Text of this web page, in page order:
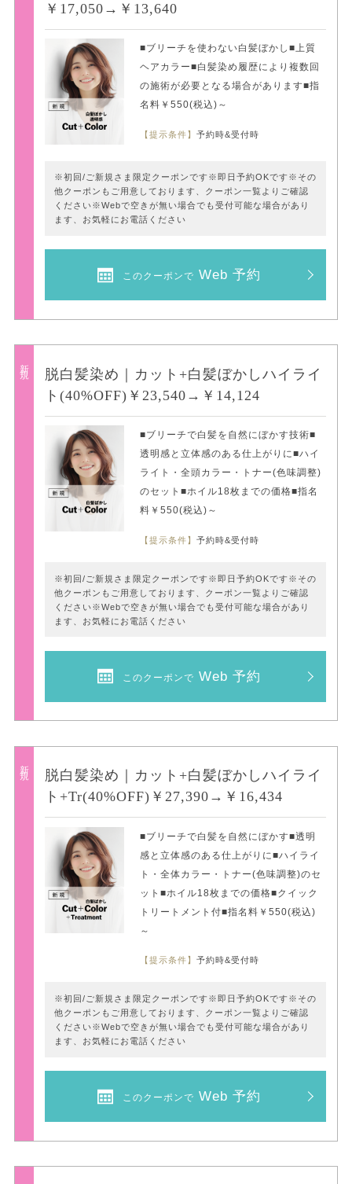
￥17,050→￥13,640
■ブリーチを使わない白髪ぼかし■上質
ヘアカラー■白髪染め履歴により複数回
の施術が必要となる場合があります■指
名料￥550(税込)～
【提示条件】予約時&受付時
※初回/ご新規さま限定クーポンです※即日予約OKです※その
他クーポンもご用意しております、クーポン一覧よりご確認
ください※Webで空きが無い場合でも受付可能な場合があり
ます、お気軽にお電話ください
このクーポンで Web 予約
新規
脱白髪染め｜カット+白髪ぼかしハイライ
ト(40%OFF)￥23,540→￥14,124
■ブリーチで白髪を自然にぼかす技術■
透明感と立体感のある仕上がりに■ハイ
ライト・全頭カラー・トナー(色味調整)
のセット■ホイル18枚までの価格■指名
料￥550(税込)～
【提示条件】予約時&受付時
※初回/ご新規さま限定クーポンです※即日予約OKです※その
他クーポンもご用意しております、クーポン一覧よりご確認
ください※Webで空きが無い場合でも受付可能な場合があり
ます、お気軽にお電話ください
このクーポンで Web 予約
新規
脱白髪染め｜カット+白髪ぼかしハイライ
ト+Tr(40%OFF)￥27,390→￥16,434
■ブリーチで白髪を自然にぼかす■透明
感と立体感のある仕上がりに■ハイライ
ト・全体カラー・トナー(色味調整)のセ
ット■ホイル18枚までの価格■クイック
トリートメント付■指名料￥550(税込)
～
【提示条件】予約時&受付時
※初回/ご新規さま限定クーポンです※即日予約OKです※その
他クーポンもご用意しております、クーポン一覧よりご確認
ください※Webで空きが無い場合でも受付可能な場合があり
ます、お気軽にお電話ください
このクーポンで Web 予約